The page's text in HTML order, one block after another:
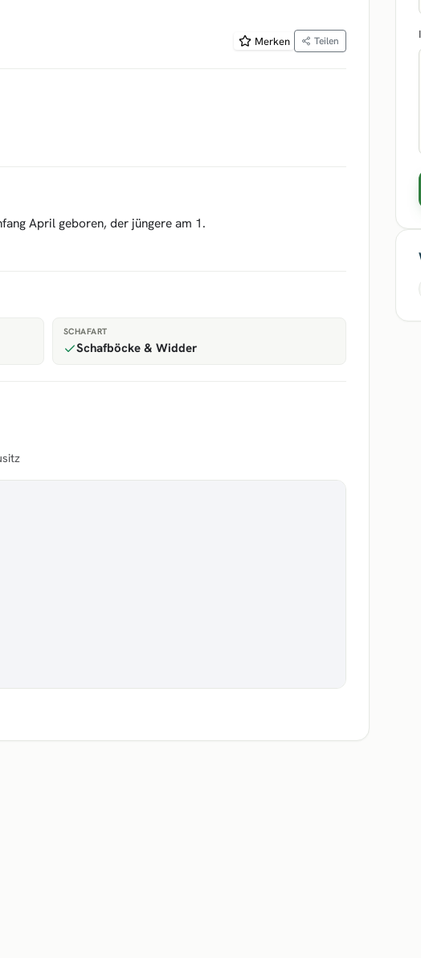
Merken Teilen
April geboren, der jüngere am 1.
SCHAFART
Schafböcke & Widder